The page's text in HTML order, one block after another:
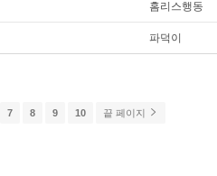
홈리스행동
파덕이
7 8 9 10 끝 페이지